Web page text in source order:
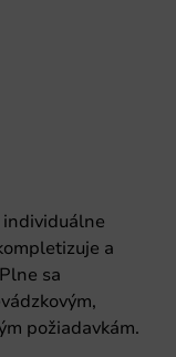
a
sa
požiadavkám.